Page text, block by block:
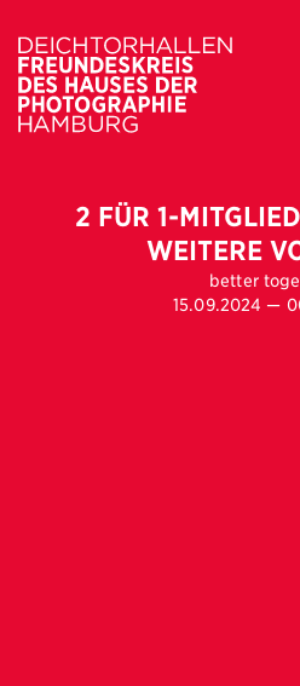
2 FÜR 1-
WEITERE
better
15.09.2024 —